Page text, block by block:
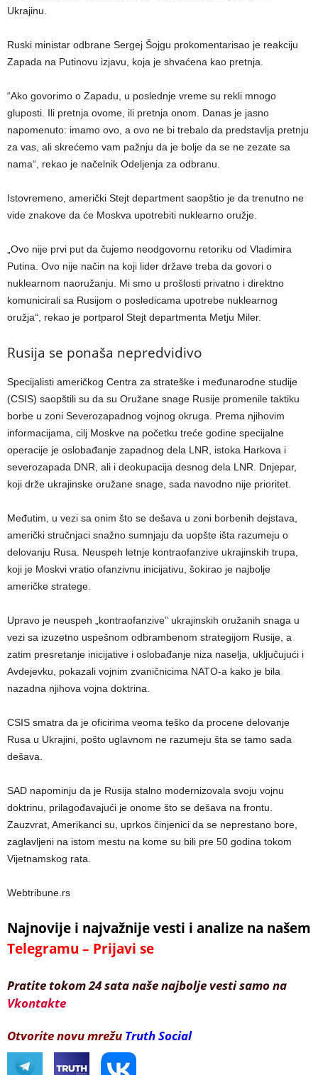
Ukrajinu.
Ruski ministar odbrane Sergej Šojgu prokomentarisao je reakciju
Zapada na Putinovu izjavu, koja je shvaćena kao pretnja.
“Ako govorimo o Zapadu, u poslednje vreme su rekli mnogo
gluposti. Ili pretnja ovome, ili pretnja onom. Danas je jasno
napomenuto: imamo ovo, a ovo ne bi trebalo da predstavlja pretnju
za vas, ali skrećemo vam pažnju da je bolje da se ne zezate sa
nama“, rekao je načelnik Odeljenja za odbranu.
Istovremeno, američki Stejt department saopštio je da trenutno ne
vide znakove da će Moskva upotrebiti nuklearno oružje.
„Ovo nije prvi put da čujemo neodgovornu retoriku od Vladimira
Putina. Ovo nije način na koji lider države treba da govori o
nuklearnom naoružanju. Mi smo u prošlosti privatno i direktno
komunicirali sa Rusijom o posledicama upotrebe nuklearnog
oružja“, rekao je portparol Stejt departmenta Metju Miler.
Rusija se ponaša nepredvidivo
Specijalisti američkog Centra za strateške i međunarodne studije
(CSIS) saopštili su da su Oružane snage Rusije promenile taktiku
borbe u zoni Severozapadnog vojnog okruga. Prema njihovim
informacijama, cilj Moskve na početku treće godine specijalne
operacije je oslobađanje zapadnog dela LNR, istoka Harkova i
severozapada DNR, ali i deokupacija desnog dela LNR. Dnjepar,
koji drže ukrajinske oružane snage, sada navodno nije prioritet.
Međutim, u vezi sa onim što se dešava u zoni borbenih dejstava,
američki stručnjaci snažno sumnjaju da uopšte išta razumeju o
delovanju Rusa. Neuspeh letnje kontraofanzive ukrajinskih trupa,
koji je Moskvi vratio ofanzivnu inicijativu, šokirao je najbolje
američke stratege.
Upravo je neuspeh „kontraofanzive” ukrajinskih oružanih snaga u
vezi sa izuzetno uspešnom odbrambenom strategijom Rusije, a
zatim presretanje inicijative i oslobađanje niza naselja, uključujući i
Avdejevku, pokazali vojnim zvaničnicima NATO-a kako je bila
nazadna njihova vojna doktrina.
CSIS smatra da je oficirima veoma teško da procene delovanje
Rusa u Ukrajini, pošto uglavnom ne razumeju šta se tamo sada
dešava.
SAD napominju da je Rusija stalno modernizovala svoju vojnu
doktrinu, prilagođavajući je onome što se dešava na frontu.
Zauzvrat, Amerikanci su, uprkos činjenici da se neprestano bore,
zaglavljeni na istom mestu na kome su bili pre 50 godina tokom
Vijetnamskog rata.
Webtribune.rs
Najnovije i najvažnije vesti i analize na našem
Telegramu – Prijavi se
Pratite tokom 24 sata naše najbolje vesti samo na
Vkontakte
Otvorite novu mrežu Truth Social